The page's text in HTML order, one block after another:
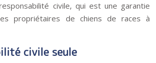
civile, qui est une garantie
propriétaires de chiens de races à
civile seule